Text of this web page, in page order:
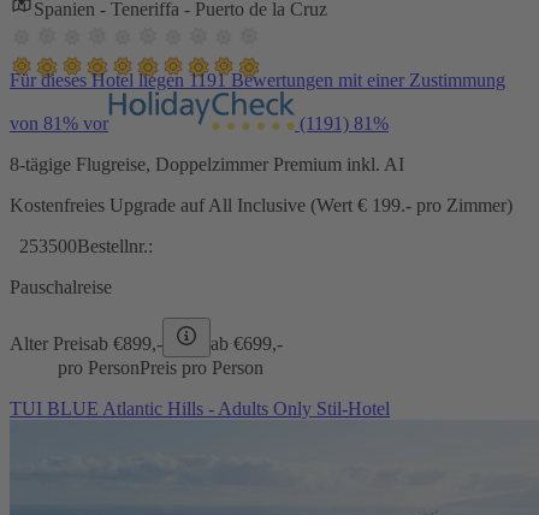
Spanien - Teneriffa - Puerto de la Cruz
Für dieses Hotel liegen 1191 Bewertungen mit einer Zustimmung
von 81% vor (1191) 81%
8-tägige Flugreise, Doppelzimmer Premium inkl. AI
Kostenfreies Upgrade auf All Inclusive (Wert € 199.- pro Zimmer)
253500Bestellnr.:
Pauschalreise
Alter Preisab €899,- ab €699,-
pro PersonPreis pro Person
TUI BLUE Atlantic Hills - Adults Only Stil-Hotel